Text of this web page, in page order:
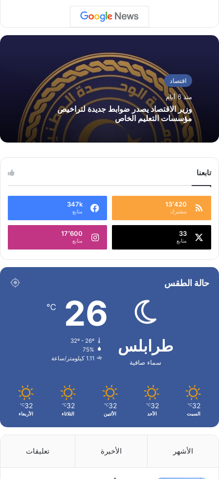
اقتصاد
منذ 6 أيام
وزير الاقتصاد يصدر ضوابط جديدة لتراخيص
مؤسسات التعليم الخاص
تابعنا
13٬420
مشترك
347k
متابع
33
متابع
17٬600
متابع
حالة الطقس
طرابلس
سماء صافية
26
℃
32º - 26º
75%
1.11 كيلومتر/ساعة
32
℃
السبت
32
℃
الأحد
32
℃
الأثنين
32
℃
الثلاثاء
32
℃
الأربعاء
الأشهر الأخيرة تعليقات